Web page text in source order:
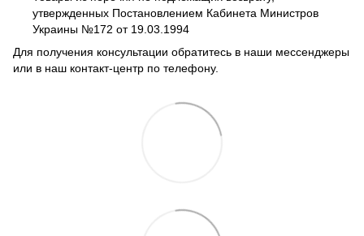
утвержденных Постановлением Кабинета Министров
Украины №172 от 19.03.1994
Для получения консультации обратитесь в наши мессенджеры
или в наш контакт-центр по телефону.